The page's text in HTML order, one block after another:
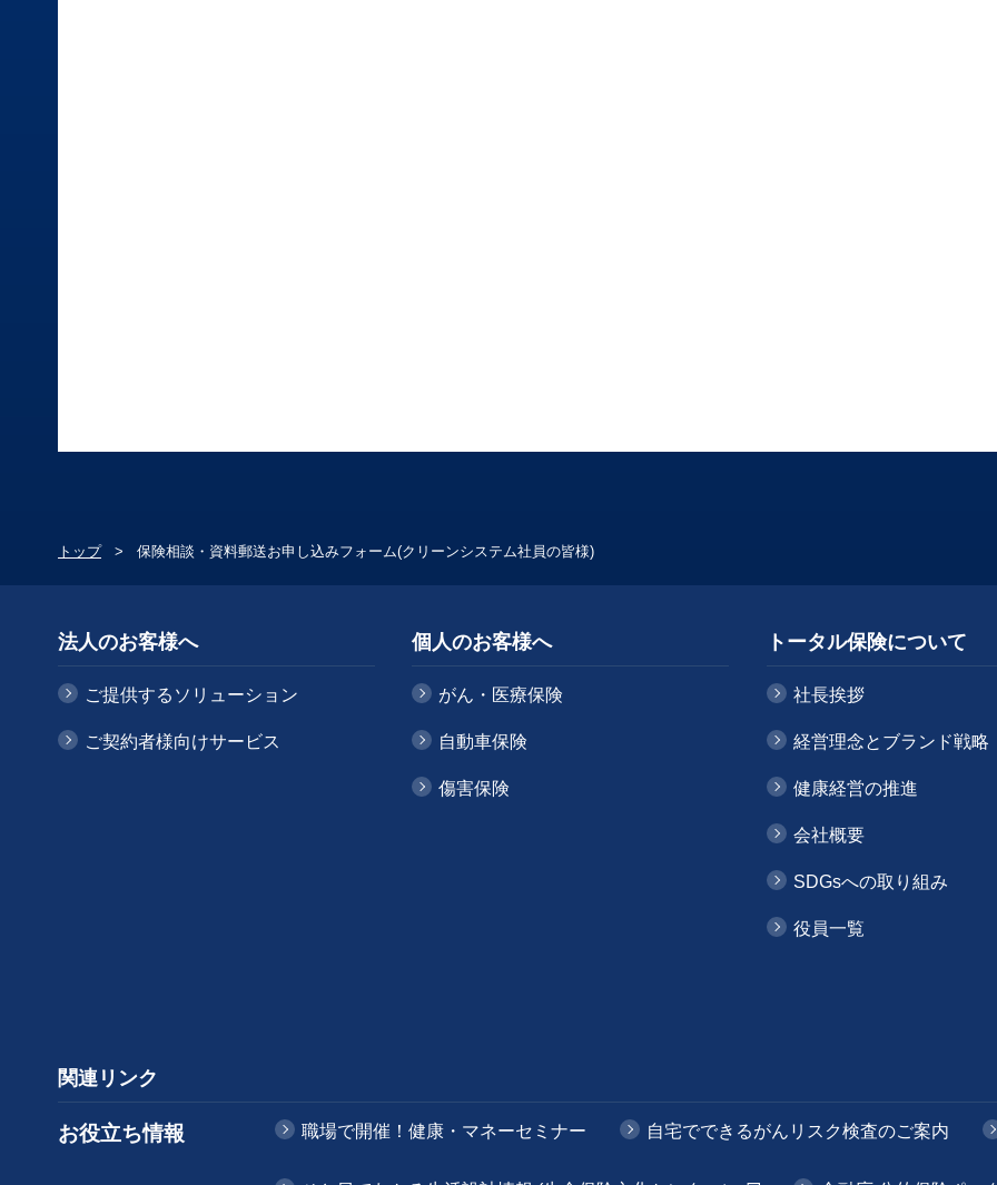
トップ 保険相談・資料郵送お申し込みフォーム(クリーンシステム社員の皆様)
法人のお客様へ
ご提供するソリューション
ご契約者様向けサービス
個人のお客様へ
がん・医療保険
自動車保険
傷害保険
トータル保険について
社長挨拶
経営理念とブランド戦略
健康経営の推進
会社概要
SDGsへの取り組み
役員一覧
関連リンク
お役立ち情報 職場で開催！健康・マネーセミナー 自宅でできるがんリスク検査のご案内